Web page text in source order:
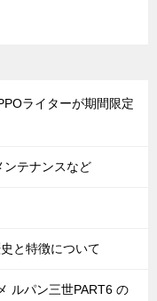
ライターが期間限定
ンテナンスなど
と特徴について
ルパン三世PART6 の